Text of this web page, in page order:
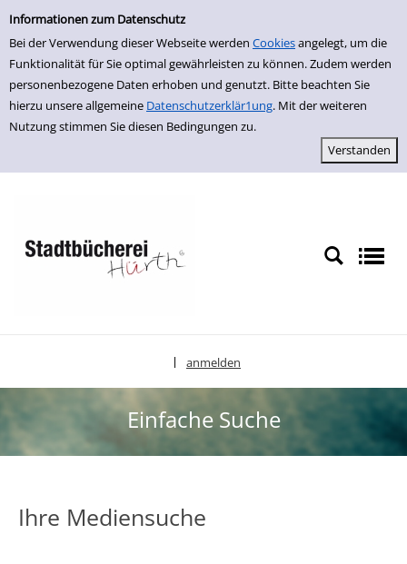
Einfache Suche
Informationen zum Datenschutz
Bei der Verwendung dieser Webseite werden Cookiesangelegt, um die
Funktionalität für Sie optimal gewährleisten zu können. Zudem werden
personenbezogene Daten erhoben und genutzt. Bitte beachten Sie
hierzu unsere allgemeine Datenschutzerklär1ung. Mit der weiteren
Nutzung stimmen Sie diesen Bedingungen zu.
zur Navigation springen
zum Inhalt springen
Zu den Suchfiltern springen
Zur Trefferliste springen
anmelden
Einfache Suche
Ihre Mediensuche